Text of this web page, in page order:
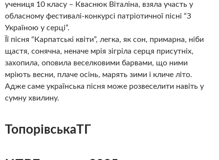
учениця 10 класу – Кваснюк Віталіна, взяла участь у
обласному фестивалі-конкурсі патріотичної пісні “З
Україною у серці”.
Її пісня “Карпатські квіти”, легка, як сон, примарна, ніби
щастя, сонячна, неначе мрія зігріла серця присутніх,
захопила, оповила веселковими барвами, що ними
мріють весни, плаче осінь, марять зими і кличе літо.
Адже саме українська пісня може розвеселити навіть у
сумну хвилину.
ТопорівськаТГ